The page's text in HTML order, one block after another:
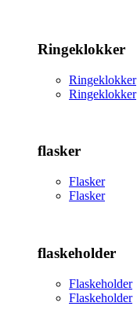
Ringeklokker
Ringeklokker
Ringeklokker
flasker
Flasker
Flasker
flaskeholder
Flaskeholder
Flaskeholder